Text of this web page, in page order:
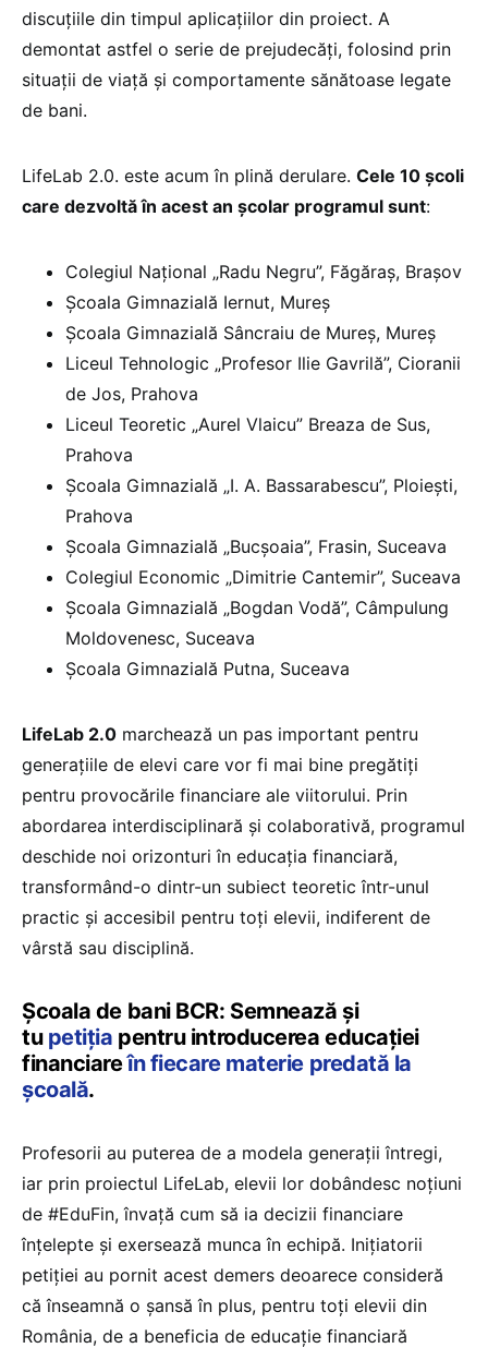
discuțiile din timpul aplicațiilor din proiect. A
demontat astfel o serie de prejudecăți, folosind prin
situații de viață și comportamente sănătoase legate
de bani.
LifeLab 2.0. este acum în plină derulare. Cele 10 școli
care dezvoltă în acest an școlar programul sunt:
Colegiul Național „Radu Negru”, Făgăraș, Brașov
Școala Gimnazială Iernut, Mureș
Școala Gimnazială Sâncraiu de Mureș, Mureș
Liceul Tehnologic „Profesor Ilie Gavrilă”, Cioranii
de Jos, Prahova
Liceul Teoretic „Aurel Vlaicu” Breaza de Sus,
Prahova
Școala Gimnazială „I. A. Bassarabescu”, Ploiești,
Prahova
Școala Gimnazială „Bucșoaia”, Frasin, Suceava
Colegiul Economic „Dimitrie Cantemir”, Suceava
Școala Gimnazială „Bogdan Vodă”, Câmpulung
Moldovenesc, Suceava
Școala Gimnazială Putna, Suceava
LifeLab 2.0 marchează un pas important pentru
generațiile de elevi care vor fi mai bine pregătiți
pentru provocările financiare ale viitorului. Prin
abordarea interdisciplinară și colaborativă, programul
deschide noi orizonturi în educația financiară,
transformând-o dintr-un subiect teoretic într-unul
practic și accesibil pentru toți elevii, indiferent de
vârstă sau disciplină.
Școala de bani BCR: Semnează și
tu petiția pentru introducerea educației
financiareîn fiecare materie predată la
școală.
Profesorii au puterea de a modela generații întregi,
iar prin proiectul LifeLab, elevii lor dobândesc noțiuni
de #EduFin, învață cum să ia decizii financiare
înțelepte și exersează munca în echipă. Inițiatorii
petiției au pornit acest demers deoarece consideră
că înseamnă o șansă în plus, pentru toți elevii din
România, de a beneficia de educație financiară